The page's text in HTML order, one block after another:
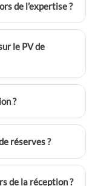
de l’expertise ?
le PV de
?
réserves ?
de la réception ?